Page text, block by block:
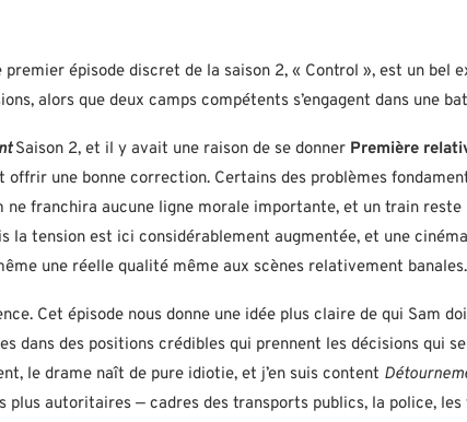
épisode discret de la saison 2, « Control », est un bel
alors que deux camps compétents s’engagent dans une
Saison 2, et il y avait une raison de se donner Première
offrir une bonne correction. Certains des problèmes
ne franchira aucune ligne morale importante, et un train reste
la tension est ici considérablement augmentée, et une
une réelle qualité même aux scènes relativement banales.
Cet épisode nous donne une idée plus claire de qui Sam
dans des positions crédibles qui prennent les décisions qui
le drame naît de pure idiotie, et j’en suis content
plus autoritaires — cadres des transports publics, la police,